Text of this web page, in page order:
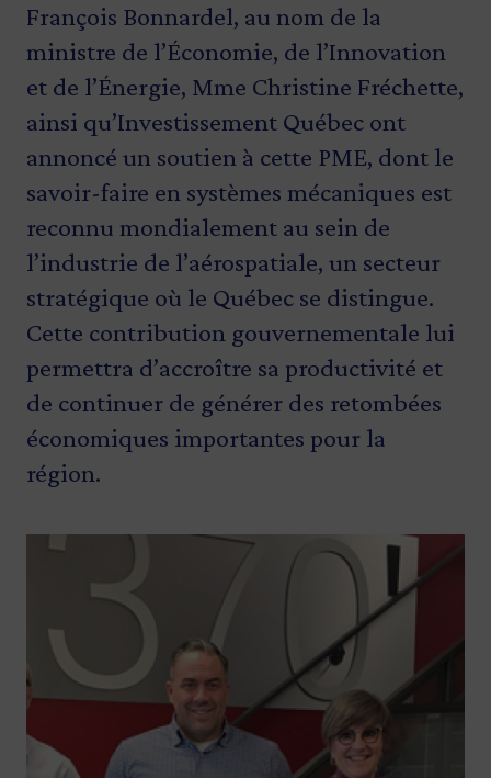
François Bonnardel, au nom de la
ministre de l’Économie, de l’Innovation
et de l’Énergie, Mme Christine Fréchette,
ainsi qu’Investissement Québec ont
annoncé un soutien à cette PME, dont le
savoir-faire en systèmes mécaniques est
reconnu mondialement au sein de
l’industrie de l’aérospatiale, un secteur
stratégique où le Québec se distingue.
Cette contribution gouvernementale lui
permettra d’accroître sa productivité et
de continuer de générer des retombées
économiques importantes pour la
région.
Image